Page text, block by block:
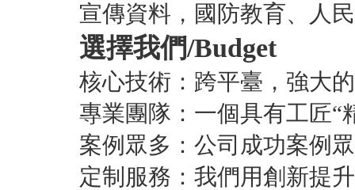
宣傳資料，國防教育、人
選擇我們/Budget
核心技術：跨平臺，強大
專業團隊：一個具有工匠“
案例眾多：公司成功案例
定制服務：我們用創新提